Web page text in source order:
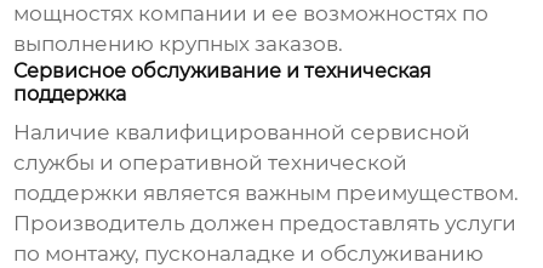
мощностях компании и ее возможностях по
выполнению крупных заказов.
Сервисное обслуживание и техническая
поддержка
Наличие квалифицированной сервисной
службы и оперативной технической
поддержки является важным преимуществом.
Производитель должен предоставлять услуги
по монтажу, пусконаладке и обслуживанию